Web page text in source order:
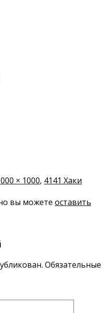
× 1000, 4141 Хаки
вы можете оставить
Обязательные